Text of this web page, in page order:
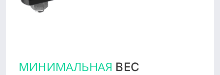
МИНИМАЛЬНАЯ ВЕС